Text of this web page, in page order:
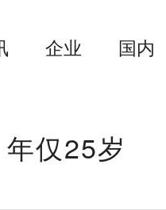
企业 国内
仅25岁